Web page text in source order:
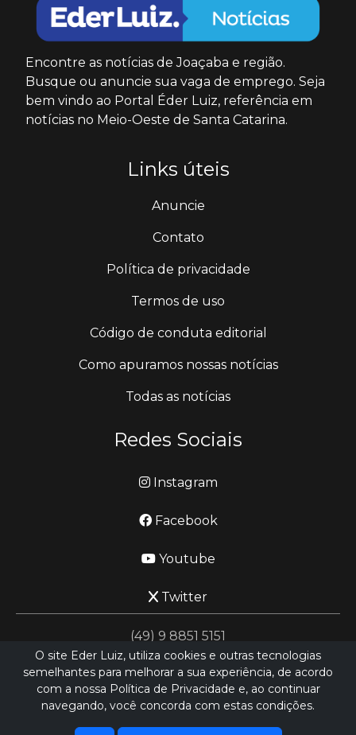
Encontre as notícias de Joaçaba e região.
Busque ou anuncie sua vaga de emprego. Seja
bem vindo ao Portal Éder Luiz, referência em
notícias no Meio-Oeste de Santa Catarina.
Links úteis
Anuncie
Contato
Política de privacidade
Termos de uso
Código de conduta editorial
Como apuramos nossas notícias
Todas as notícias
Redes Sociais
Instagram
Facebook
Youtube
Twitter
(49) 9 8851 5151
jornalismo@ederluiz.com.vc
Desenvolvido porLN SISTEMAS
O site Eder Luiz, utiliza cookies e outras tecnologias
semelhantes para melhorar a sua experiência, de acordo
com a nossa Política de Privacidade e, ao continuar
navegando, você concorda com estas condições.